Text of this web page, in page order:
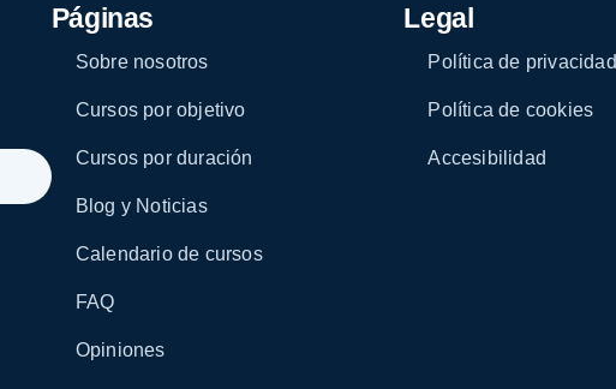
Páginas
Sobre nosotros
Cursos por objetivo
Cursos por duración
Blog y Noticias
Calendario de cursos
FAQ
Opiniones
Legal
Política de privacidad
Política de cookies
Accesibilidad